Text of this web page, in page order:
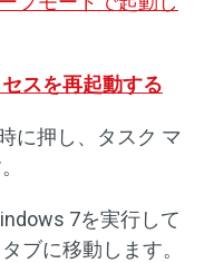
スを再起動する
に押し、タスク マ
7を実行して
タブに移動します。